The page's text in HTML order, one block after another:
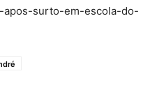
surto-em-escola-do-